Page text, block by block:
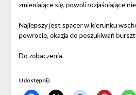
zmieniające się, powoli rozjaśniające
Najlepszy jest spacer w kierunku
powrocie, okazja do poszukiwań
Do zobaczenia.
Udostępnij: